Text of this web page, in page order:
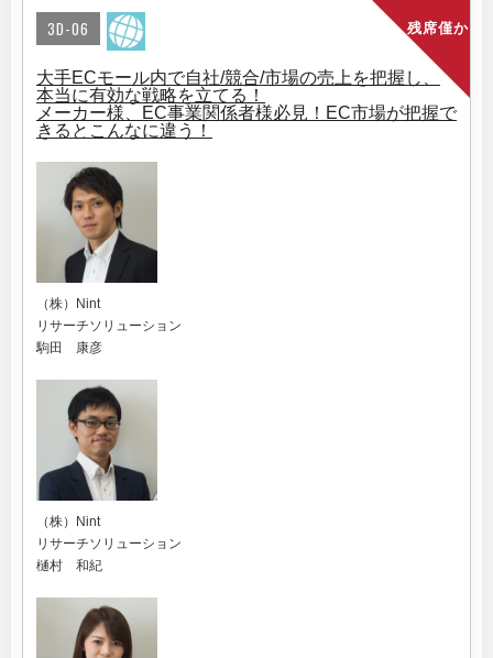
残席僅か
3D-06
大手ECモール内で自社/競合/市場の売上を把握し、
本当に有効な戦略を立てる！
メーカー様、EC事業関係者様必見！EC市場が把握で
きるとこんなに違う！
（株）Nint
リサーチソリューション
駒田 康彦
（株）Nint
リサーチソリューション
樋村 和紀